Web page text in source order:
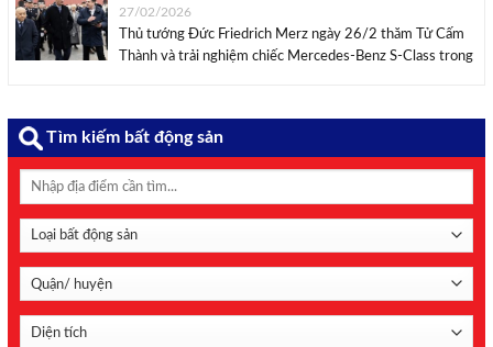
27/02/2026
Thủ tướng Đức Friedrich Merz ngày 26/2 thăm Tử Cấm
Thành và trải nghiệm chiếc Mercedes-Benz S-Class trong
ngày 26/2. Ảnh: X/@bundeskanzler “Chúc ...
Tìm kiếm bất động sản